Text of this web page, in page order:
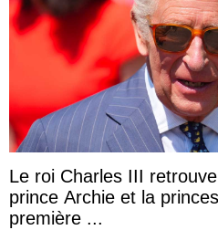
Le roi Charles III
prince Archie et la
première ...